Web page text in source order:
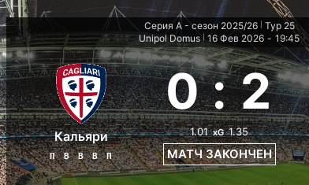
Серия А - сезон 2025/26
Тур 25
Unipol Domus 16 Фев 2026 - 19:45
Кальяри
П В В В П
0 : 2
1.01 xG 1.35
МАТЧ ЗАКОНЧЕН